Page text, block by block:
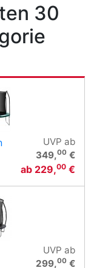
30
UVP ab
349,00 €
ab 229,00 €
UVP ab
299,00 €